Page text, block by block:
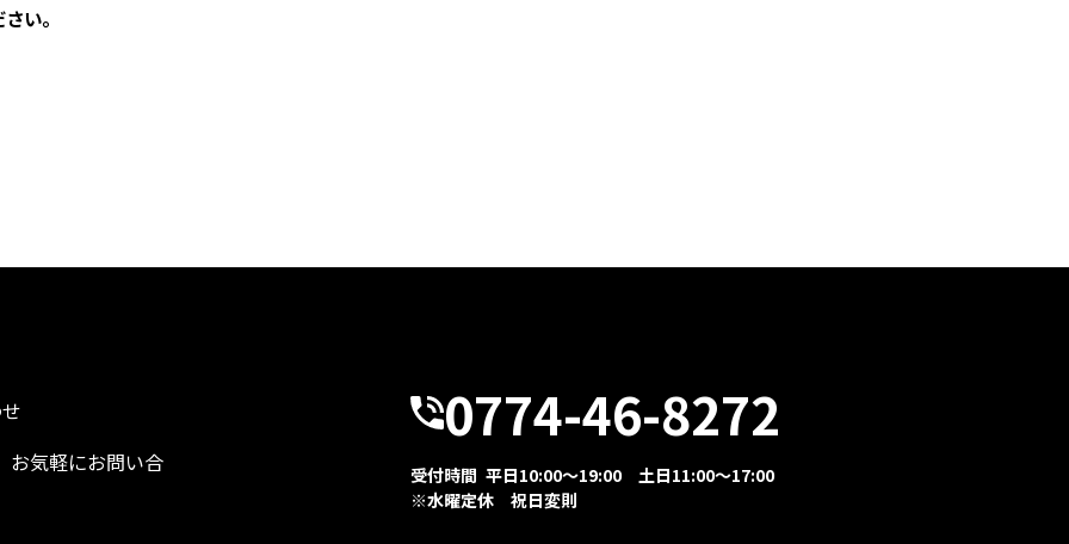
い。
お気軽にお問い合
0774-46-8272
受付時間 平日10:00～19:00 土日11:00～17:00
※水曜定休 祝日変則